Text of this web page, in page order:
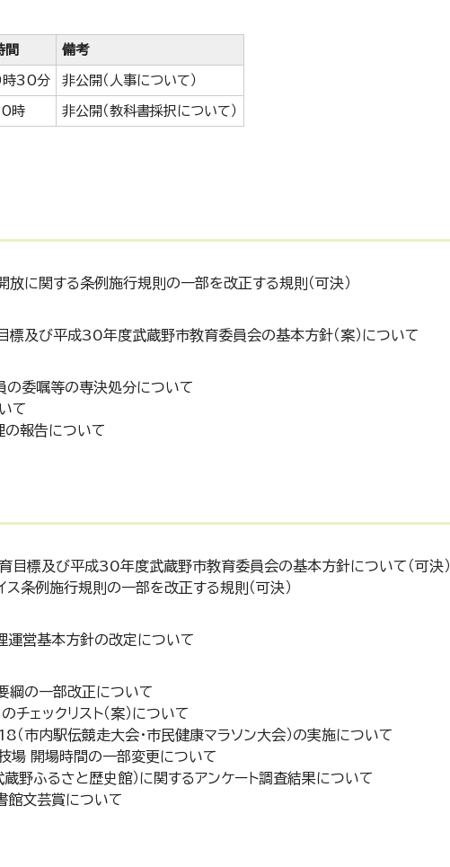
間 備考
時30分 非公開（人事について）
時 非公開（教科書採択について）
に関する条例施行規則の一部を改正する規則（可決）
及び平成30年度武蔵野市教育委員会の基本方針（案）について
委嘱等の専決処分について
て
報告について
標及び平成30年度武蔵野市教育委員会の基本方針について（可決）
条例施行規則の一部を改正する規則（可決）
営基本方針の改定について
の一部改正について
ェックリスト（案）について
市内駅伝競走大会・市民健康マラソン大会）の実施について
開場時間の一部変更について
ふるさと歴史館）に関するアンケート調査結果について
文芸賞について